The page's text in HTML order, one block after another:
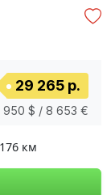
29 265 р.
950 $ / 8 653 €
км